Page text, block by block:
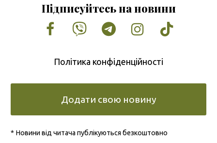
Підписуйтесь на новини
Facebook
VimeoTumblrInstagram
Tiktok
Політика конфіденційності
Додати свою новину
* Новини від читача публікуються безкоштовно